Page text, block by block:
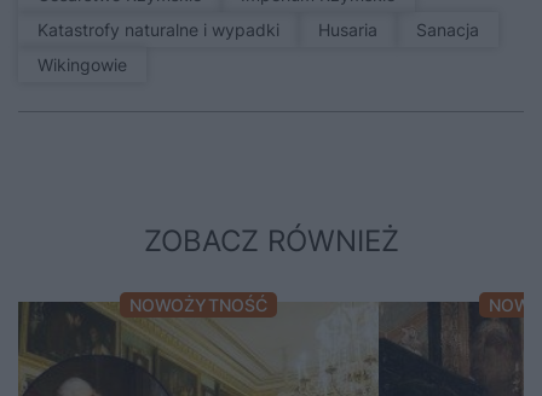
Katastrofy naturalne i wypadki
Husaria
sanacja
Wikingowie
ZOBACZ RÓWNIEŻ
NOWOŻYTNOŚĆ